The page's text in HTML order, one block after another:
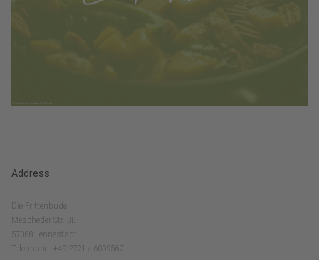
Address
Die Frittenbude
Mescheder Str. 3B
57368 Lennestadt
Telephone: +49 2721 / 6009567